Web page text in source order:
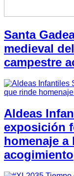
Santa
medieval
campestre
Aldeas
exposición
homenaje a
acogimiento